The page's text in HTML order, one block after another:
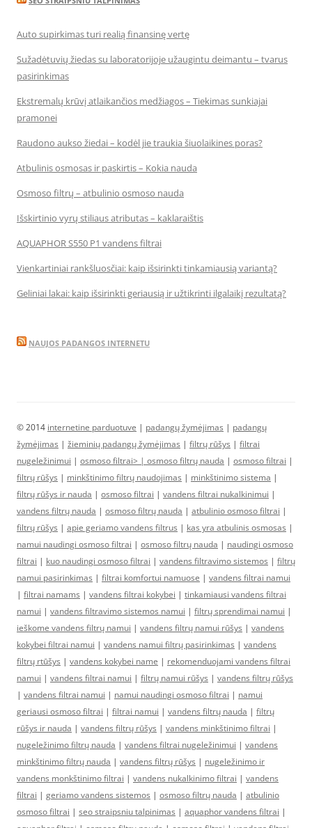
Auto supirkimas turi realią finansinę vertę
Sužadėtuvių žiedas su laboratorijoje užaugintu deimantu – tvarus
pasirinkimas
Ekstremalų krūvį atlaikančios medžiagos – Tiekimas sunkiajai
pramonei
Raudono aukso žiedai – kodėl jie traukia šiuolaikines poras?
Atbulinis osmosas ir paskirtis – Kokia nauda
Osmoso filtrų – atbulinio osmoso nauda
Išskirtinio vyrų stiliaus atributas – kaklaraištis
AQUAPHOR S550 P1 vandens filtrai
Vienkartiniai rankšluosčiai: kaip išsirinkti tinkamiausią variantą?
Geliniai lakai: kaip išsirinkti geriausią ir užtikrinti ilgalaikį rezultatą?
NAUJOS PADANGOS INTERNETU
© 2014 internetine parduotuve | padangų žymėjimas | padangų
žymėjimas | žieminių padangų žymėjimas | filtrų rūšys | filtrai
nugeležinimui | osmoso filtrai> | osmoso filtrų nauda | osmoso filtrai |
filtrų rūšys | minkštinimo filtrų naudojimas | minkštinimo sistema |
filtrų rūšys ir nauda | osmoso filtrai | vandens filtrai nukalkinimui |
vandens filtrų nauda | osmoso filtrų nauda | atbulinio osmoso filtrai |
filtrų rūšys | apie geriamo vandens filtrus | kas yra atbulinis osmosas |
namui naudingi osmoso filtrai | osmoso filtrų nauda | naudingi osmoso
filtrai | kuo naudingi osmoso filtrai | vandens filtravimo sistemos | filtrų
namui pasirinkimas | filtrai komfortui namuose | vandens filtrai namui
| filtrai namams | vandens filtrai kokybei | tinkamiausi vandens filtrai
namui | vandens filtravimo sistemos namui | filtrų sprendimai namui |
ieškome vandens filtrų namui | vandens filtrų namui rūšys | vandens
kokybei filtrai namui | vandens namui filtrų pasirinkimas | vandens
filtrų rtūšys | vandens kokybei name | rekomenduojami vandens filtrai
namui | vandens filtrai namui | filtrų namui rūšys | vandens filtrų rūšys
| vandens filtrai namui | namui naudingi osmoso filtrai | namui
geriausi osmoso filtrai | filtrai namui | vandens filtrų nauda | filtrų
rūšys ir nauda | vandens filtrų rūšys | vandens minkštinimo filtrai |
nugeležinimo filtrų nauda | vandens filtrai nugeležinimui | vandens
minkštinimo filtrų nauda | vandens filtrų rūšys | nugeležinimo ir
vandens monkštinimo filtrai | vandens nukalkinimo filtrai | vandens
filtrai | geriamo vandens sistemos | osmoso filtrų nauda | atbulinio
osmoso filtrai | seo straipsniu talpinimas | aquaphor vandens filtrai |